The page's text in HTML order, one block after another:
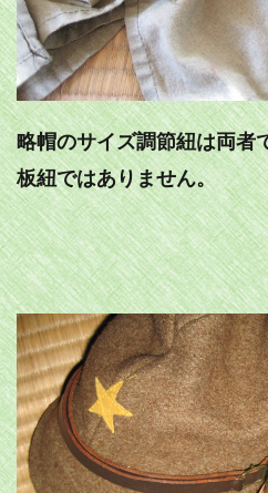
略帽のサイズ調節紐は両者
板紐ではありません。